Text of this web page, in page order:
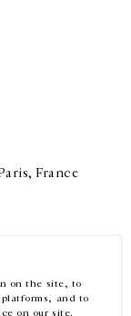
on the site, to
and to
on our site.
France